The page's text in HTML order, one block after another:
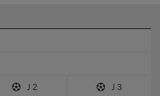
Ｊ2 Ｊ3